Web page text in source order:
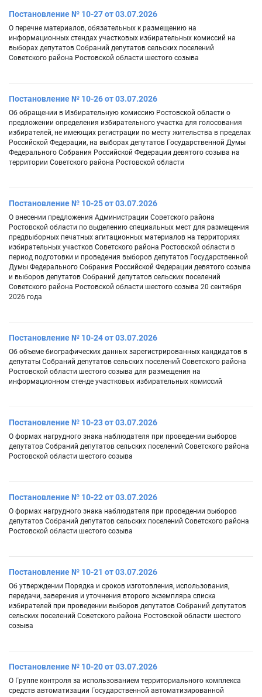
Постановление № 10-27 от 03.07.2026
О перечне материалов, обязательных к размещению на
информационных стендах участковых избирательных комиссий на
выборах депутатов Собраний депутатов сельских поселений
Советского района Ростовской области шестого созыва
Постановление № 10-26 от 03.07.2026
Об обращении в Избирательную комиссию Ростовской области о
предложении определения избирательного участка для голосования
избирателей, не имеющих регистрации по месту жительства в пределах
Российской Федерации, на выборах депутатов Государственной Думы
Федерального Собрания Российской Федерации девятого созыва на
территории Советского района Ростовской области
Постановление № 10-25 от 03.07.2026
О внесении предложения Администрации Советского района
Ростовской области по выделению специальных мест для размещения
предвыборных печатных агитационных материалов на территориях
избирательных участков Советского района Ростовской области в
период подготовки и проведения выборов депутатов Государственной
Думы Федерального Собрания Российской Федерации девятого созыва
и выборов депутатов Собраний депутатов сельских поселений
Советского района Ростовской области шестого созыва 20 сентября
2026 года
Постановление № 10-24 от 03.07.2026
Об объеме биографических данных зарегистрированных кандидатов в
депутаты Собраний депутатов сельских поселений Советского района
Ростовской области шестого созыва для размещения на
информационном стенде участковых избирательных комиссий
Постановление № 10-23 от 03.07.2026
О формах нагрудного знака наблюдателя при проведении выборов
депутатов Собраний депутатов сельских поселений Советского района
Ростовской области шестого созыва
Постановление № 10-22 от 03.07.2026
О формах нагрудного знака наблюдателя при проведении выборов
депутатов Собраний депутатов сельских поселений Советского района
Ростовской области шестого созыва
Постановление № 10-21 от 03.07.2026
Об утверждении Порядка и сроков изготовления, использования,
передачи, заверения и уточнения второго экземпляра списка
избирателей при проведении выборов депутатов Собраний депутатов
сельских поселений Советского района Ростовской области шестого
созыва
Постановление № 10-20 от 03.07.2026
О Группе контроля за использованием территориального комплекса
средств автоматизации Государственной автоматизированной